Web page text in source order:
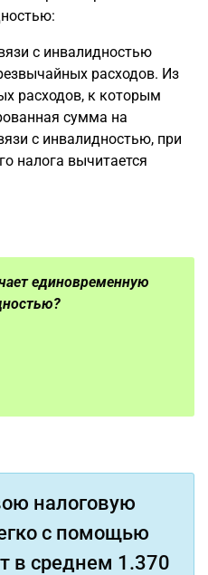
с инвалидностью
расходов. Из
расходов, к которым
сумма на
с инвалидностью, при
налога вычитается
единовременную
налоговую
с помощью
в среднем 1.370